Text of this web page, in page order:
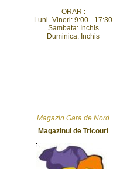
ORAR :
Luni -Vineri: 9:00 - 17:30
Sambata: Inchis
Duminica: Inchis
Magazin Gara de Nord
Magazinul de Tricouri